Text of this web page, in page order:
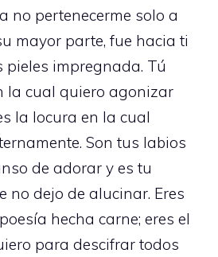
no pertenecerme solo a
mayor parte, fue hacia ti
impregnada. Tú
la cual quiero agonizar
la locura en la cual
Son tus labios
de adorar y es tu
no dejo de alucinar. Eres
hecha carne; eres el
para descifrar todos